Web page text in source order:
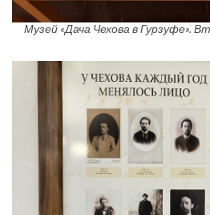
Музей «Дача Чехова в Гурзуфе».